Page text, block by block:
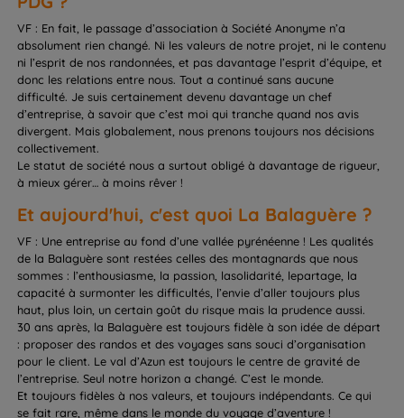
VF : En fait, le passage d’association à Société Anonyme n’a
absolument rien changé. Ni les valeurs de notre projet, ni le contenu
ni l’esprit de nos randonnées, et pas davantage l’esprit d’équipe, et
donc les relations entre nous. Tout a continué sans aucune
difficulté. Je suis certainement devenu davantage un chef
d’entreprise, à savoir que c’est moi qui tranche quand nos avis
divergent. Mais globalement, nous prenons toujours nos décisions
collectivement.
Le statut de société nous a surtout obligé à davantage de rigueur,
à mieux gérer… à moins rêver !
Et aujourd'hui, c'est quoi La Balaguère ?
VF : Une entreprise au fond d’une vallée pyrénéenne ! Les qualités
de la Balaguère sont restées celles des montagnards que nous
sommes : l’enthousiasme, la passion, lasolidarité, lepartage, la
capacité à surmonter les difficultés, l’envie d’aller toujours plus
haut, plus loin, un certain goût du risque mais la prudence aussi.
30 ans après, la Balaguère est toujours fidèle à son idée de départ
: proposer des randos et des voyages sans souci d’organisation
pour le client. Le val d’Azun est toujours le centre de gravité de
l’entreprise. Seul notre horizon a changé. C’est le monde.
Et toujours fidèles à nos valeurs, et toujours indépendants. Ce qui
se fait rare, même dans le monde du voyage d’aventure !